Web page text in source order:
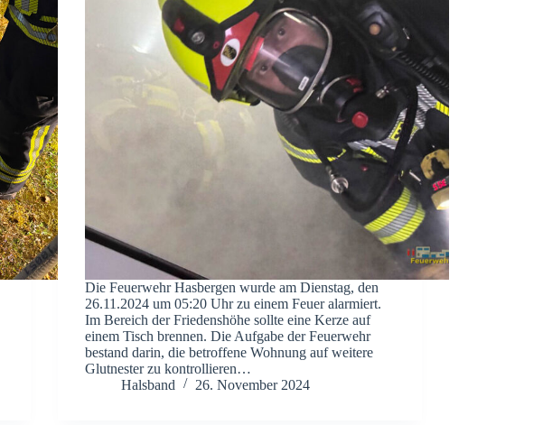
Die Feuerwehr Hasbergen wurde am Dienstag, den
26.11.2024 um 05:20 Uhr zu einem Feuer alarmiert.
Im Bereich der Friedenshöhe sollte eine Kerze auf
einem Tisch brennen. Die Aufgabe der Feuerwehr
bestand darin, die betroffene Wohnung auf weitere
Glutnester zu kontrollieren…
Halsband
26. November 2024